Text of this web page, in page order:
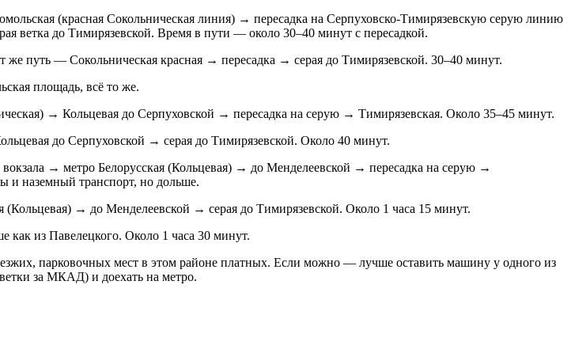
(красная Сокольническая линия) → пересадка на Серпуховско-Тимирязевскую серую линию
ветка до Тимирязевской. Время в пути — около 30–40 минут с пересадкой.
же путь — Сокольническая красная → пересадка → серая до Тимирязевской. 30–40 минут.
площадь, всё то же.
→ Кольцевая до Серпуховской → пересадка на серую → Тимирязевская. Около 35–45 минут.
до Серпуховской → серая до Тимирязевской. Около 40 минут.
→ метро Белорусская (Кольцевая) → до Менделеевской → пересадка на серую →
и наземный транспорт, но дольше.
→ до Менделеевской → серая до Тимирязевской. Около 1 часа 15 минут.
из Павелецкого. Около 1 часа 30 минут.
парковочных мест в этом районе платных. Если можно — лучше оставить машину у одного из
за МКАД) и доехать на метро.